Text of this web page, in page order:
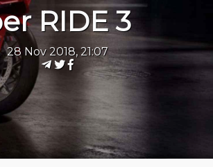
RIDE 3
28 Nov 2018, 21:07